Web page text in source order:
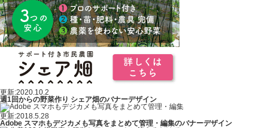
更新:2020.10.2
週1回からの野菜作り シェア畑のバナーデザイン
更新:2018.5.28
Adobe スマホもデジカメも写真をまとめて管理・編集のバナーデザイン